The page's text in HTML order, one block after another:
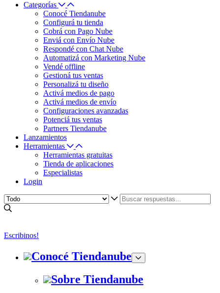
Categorías
Conocé Tiendanube
Configurá tu tienda
Cobrá con Pago Nube
Enviá con Envío Nube
Respondé con Chat Nube
Automatizá con Marketing Nube
Vendé offline
Gestioná tus ventas
Personalizá tu diseño
Activá medios de pago
Activá medios de envío
Configuraciones avanzadas
Potenciá tus ventas
Partners Tiendanube
Lanzamientos
Herramientas
Herramientas gratuitas
Tienda de aplicaciones
Especialistas
Login
Escribinos!
Conocé Tiendanube
Sobre Tiendanube